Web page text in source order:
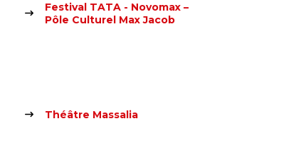
Festival TATA - Novomax –
Pôle Culturel Max Jacob
Théâtre Massalia